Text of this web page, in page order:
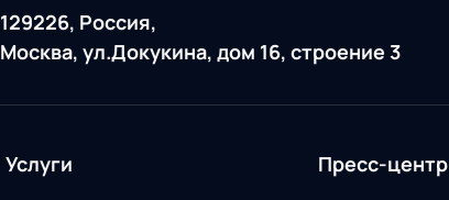
129226, Россия,
Москва, ул.Докукина, дом 16, строение 3
Услуги Пресс-центр